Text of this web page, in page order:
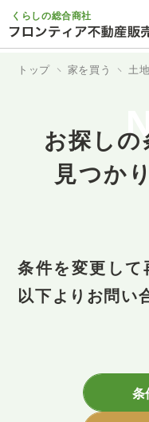
くらしの総合商社
トップ 家を買う 土地
お探し
見つか
条件を変更して
以下よりお問い
条